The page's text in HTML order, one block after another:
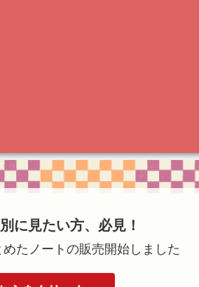
に見たい方、必見！
たノートの販売開始しました